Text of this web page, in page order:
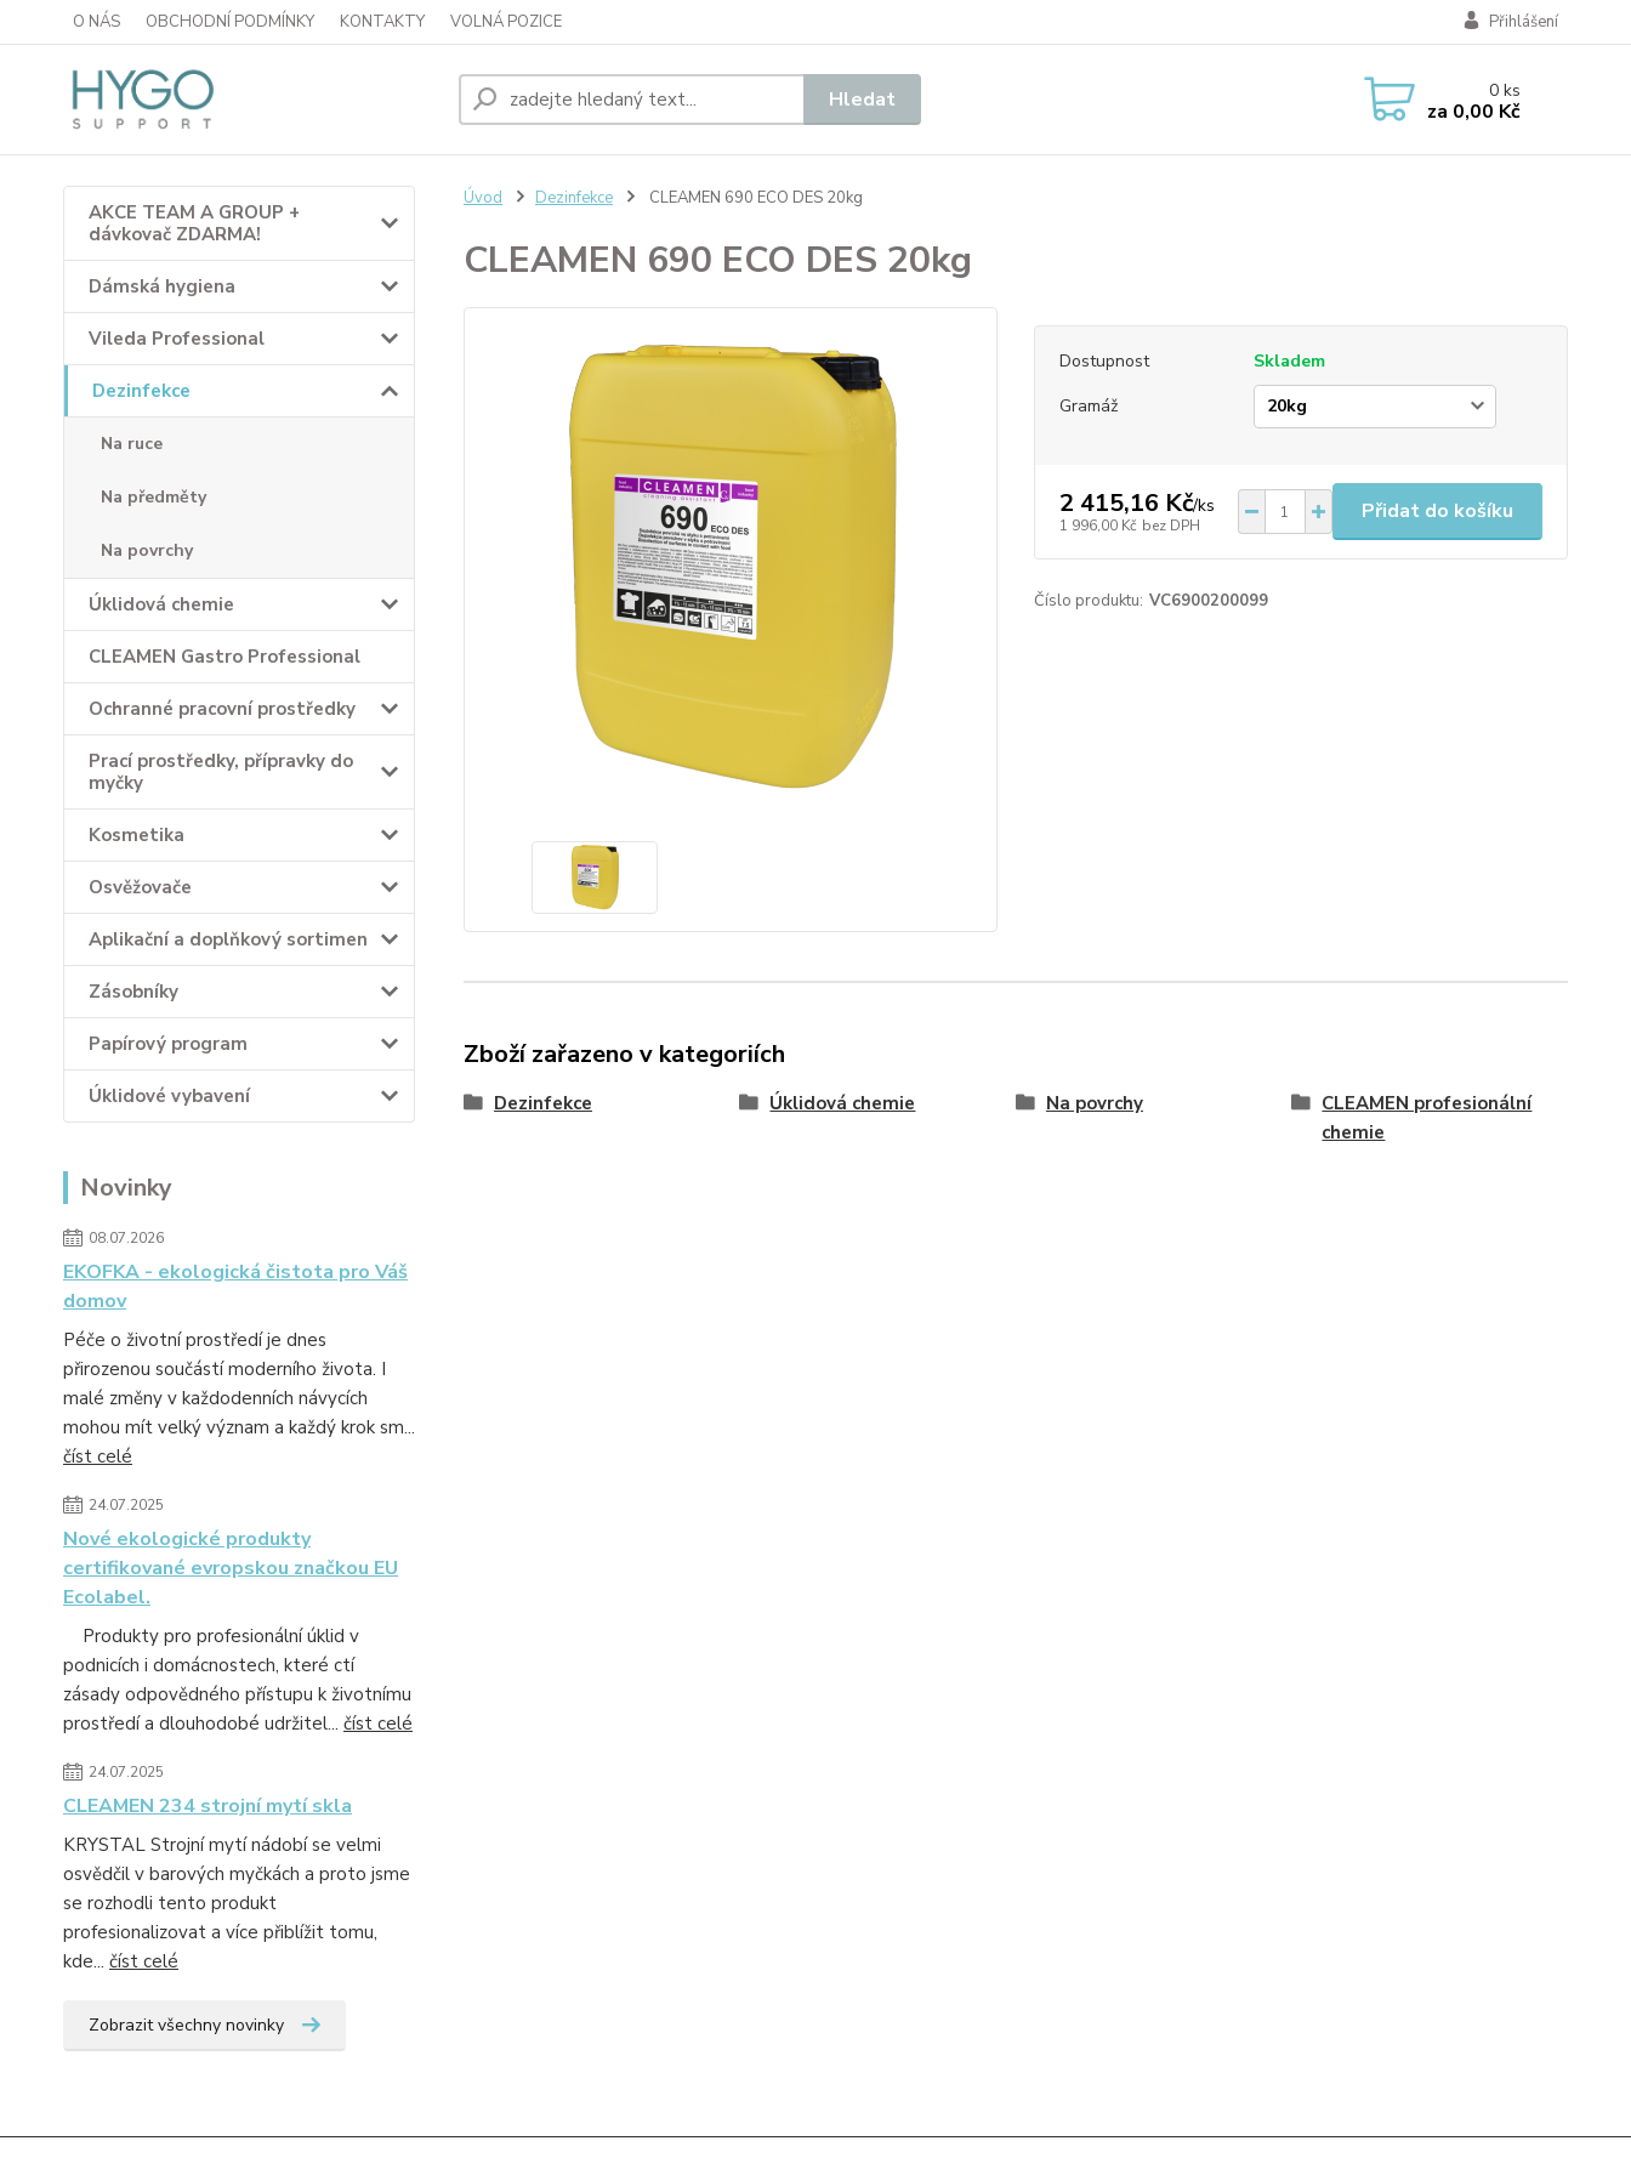
O NÁS OBCHODNÍ PODMÍNKY KONTAKTY VOLNÁ POZICE Přihlášení
Hledat 0ks
za 0,00 Kč
AKCE TEAM A GROUP +
dávkovač ZDARMA!
Dámská hygiena
Vileda Professional
Dezinfekce
Na ruce
Na předměty
Na povrchy
Úklidová chemie
CLEAMEN Gastro Professional
Ochranné pracovní prostředky
Prací prostředky, přípravky do
myčky
Kosmetika
Osvěžovače
Aplikační a doplňkový sortimen
Zásobníky
Papírový program
Úklidové vybavení
Novinky
08.07.2026
EKOFKA - ekologická čistota pro Váš
domov
Péče o životní prostředí je dnes
přirozenou součástí moderního života. I
malé změny v každodenních návycích
mohou mít velký význam a každý krok sm...
číst celé
24.07.2025
Nové ekologické produkty
certifikované evropskou značkou EU
Ecolabel.
Produkty pro profesionální úklid v
podnicích i domácnostech, které ctí
zásady odpovědného přístupu k životnímu
prostředí a dlouhodobé udržitel... číst celé
24.07.2025
CLEAMEN 234 strojní mytí skla
KRYSTAL Strojní mytí nádobí se velmi
osvědčil v barových myčkách a proto jsme
se rozhodli tento produkt
profesionalizovat a více přiblížit tomu,
kde... číst celé
Zobrazit všechny novinky
Úvod Dezinfekce CLEAMEN 690 ECO DES 20kg
CLEAMEN 690 ECO DES 20kg
Dostupnost
Skladem
Gramáž
2 415,16 Kč/ks
1 996,00 Kč bez DPH
Přidat do košíku
Číslo produktu: VC6900200099
Zboží zařazeno v kategoriích
Dezinfekce Úklidová chemie Na povrchy
CLEAMEN profesionální
chemie